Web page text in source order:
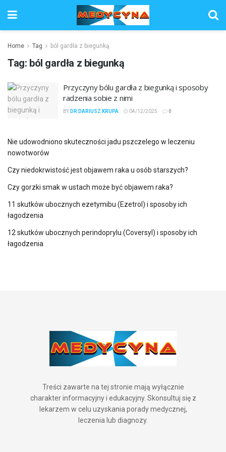
Home Tag ból gardła z biegunką
Tag: ból gardła z biegunką
Przyczyny bólu gardła z biegunką i sposoby
radzenia sobie z nimi
BY DR DARIUSZ KRUPA 04/12/2025 0
Nie udowodniono skuteczności jadu pszczelego w leczeniu
nowotworów
Czy niedokrwistość jest objawem raka u osób starszych?
Czy gorzki smak w ustach może być objawem raka?
11 skutków ubocznych ezetymibu (Ezetrol) i sposoby ich
łagodzenia
12 skutków ubocznych perindoprylu (Coversyl) i sposoby ich
łagodzenia
Treści zawarte na tej stronie mają wyłącznie
charakter informacyjny i edukacyjny. Skonsultuj się z
lekarzem w celu uzyskania porady medycznej,
leczenia lub diagnozy.